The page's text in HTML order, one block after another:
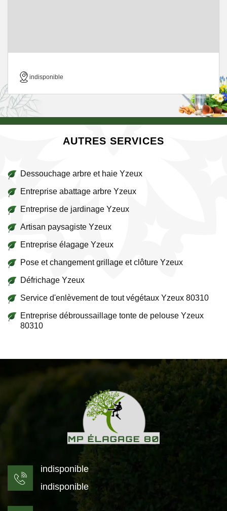
indisponible
AUTRES SERVICES
Dessouchage arbre et haie Yzeux
Entreprise abattage arbre Yzeux
Entreprise de jardinage Yzeux
Artisan paysagiste Yzeux
Entreprise élagage Yzeux
Pose et changement grillage et clôture Yzeux
Défrichage Yzeux
Service d'enlèvement de tout végétaux Yzeux 80310
Entreprise débroussaillage tonte de pelouse Yzeux
80310
indisponible
indisponible